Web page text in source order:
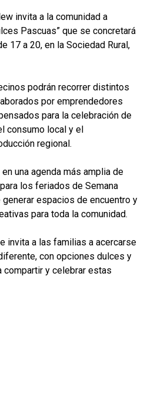
invita a la comunidad a
Pascuas” que se concretará
17 a 20, en la Sociedad Rural,
podrán recorrer distintos
por emprendedores
para la celebración de
consumo local y el
regional.
una agenda más amplia de
los feriados de Semana
espacios de encuentro y
para toda la comunidad.
invita a las familias a acercarse
con opciones dulces y
compartir y celebrar estas